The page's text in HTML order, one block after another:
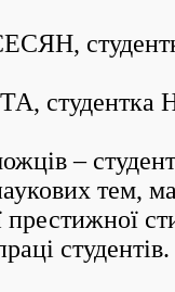
студентка
– студент
тем,
престижної
студентів.